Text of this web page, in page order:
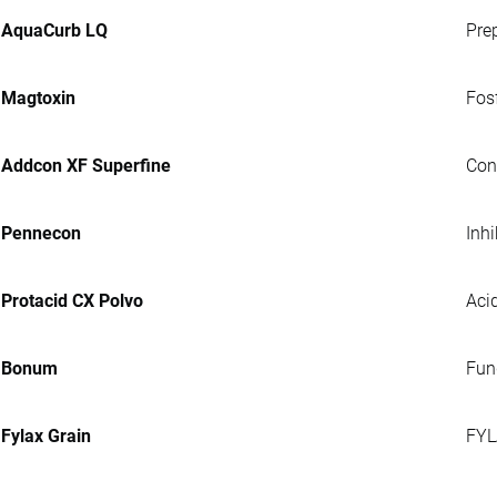
AquaCurb LQ
Magtoxin
Addcon XF Superfine
Pennecon
Protacid CX Polvo
Bonum
Fylax Grain